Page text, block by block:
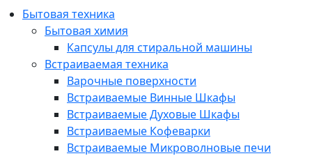
Бытовая техника
Бытовая химия
Капсулы для стиральной машины
Встраиваемая техника
Варочные поверхности
Встраиваемые Винные Шкафы
Встраиваемые Духовые Шкафы
Встраиваемые Кофеварки
Встраиваемые Микроволновые печи